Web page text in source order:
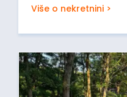
Više o nekretnini >